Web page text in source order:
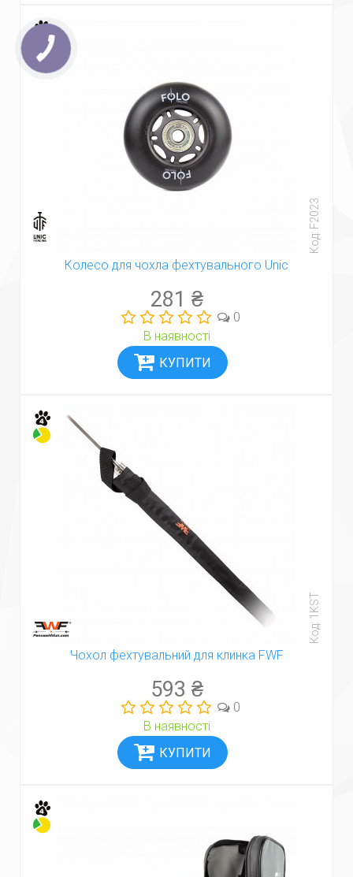
Код: F2023
Колесо для чохла фехтувального Unic
281 ₴
0
В наявності
Код: 1KST
Чохол фехтувальний для клинка FWF
593 ₴
0
В наявності